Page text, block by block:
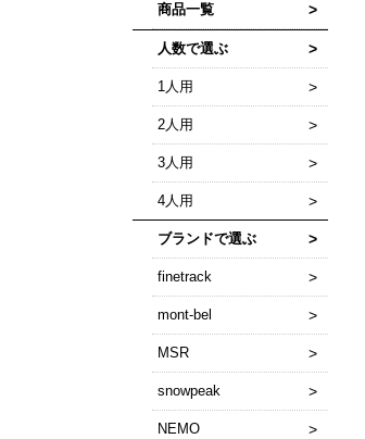
商品一覧
人数で選ぶ
1人用
2人用
3人用
4人用
ブランドで選ぶ
finetrack
mont-bel
MSR
snowpeak
NEMO